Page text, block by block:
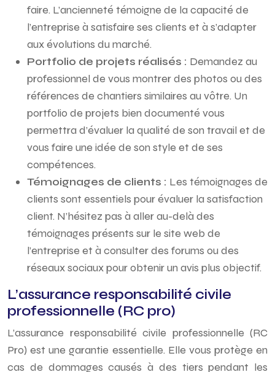
faire. L’ancienneté témoigne de la capacité de
l’entreprise à satisfaire ses clients et à s’adapter
aux évolutions du marché.
Portfolio de projets réalisés : Demandez au
professionnel de vous montrer des photos ou des
références de chantiers similaires au vôtre. Un
portfolio de projets bien documenté vous
permettra d’évaluer la qualité de son travail et de
vous faire une idée de son style et de ses
compétences.
Témoignages de clients : Les témoignages de
clients sont essentiels pour évaluer la satisfaction
client. N’hésitez pas à aller au-delà des
témoignages présents sur le site web de
l’entreprise et à consulter des forums ou des
réseaux sociaux pour obtenir un avis plus objectif.
L’assurance responsabilité civile
professionnelle (RC pro)
L’assurance responsabilité civile professionnelle (RC
Pro) est une garantie essentielle. Elle vous protège en
cas de dommages causés à des tiers pendant les